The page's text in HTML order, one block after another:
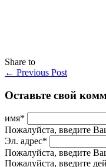
Share to
← Previous Post
Оставьте свой
имя*
Пожалуйста, введите
Эл. адрес*
Пожалуйста, введите
Пожалуйста, введите